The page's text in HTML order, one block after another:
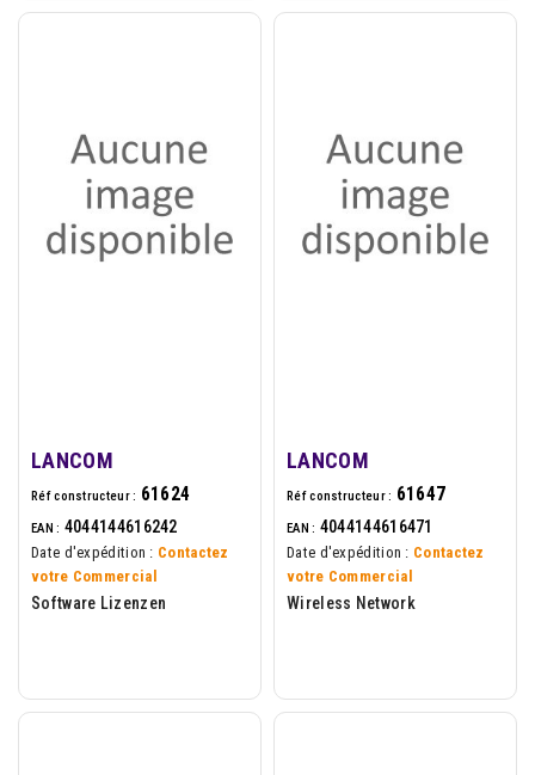
LANCOM
Réf constructeur : 61624
EAN : 4044144616242
Date d'expédition : Contactez
votre Commercial
Software Lizenzen
LANCOM
Réf constructeur : 61647
EAN : 4044144616471
Date d'expédition : Contactez
votre Commercial
Wireless Network